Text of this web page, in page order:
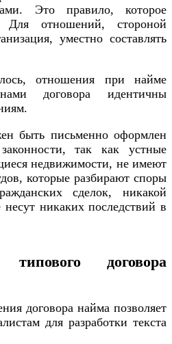
Это правило, которое
отношений, стороной
уместно составлять
отношения при найме
договора идентичны
быть письменно оформлен
так как устные
недвижимости, не имеют
которые разбирают споры
сделок, никакой
никаких последствий в
типового договора
договора найма позволяет
для разработки текста